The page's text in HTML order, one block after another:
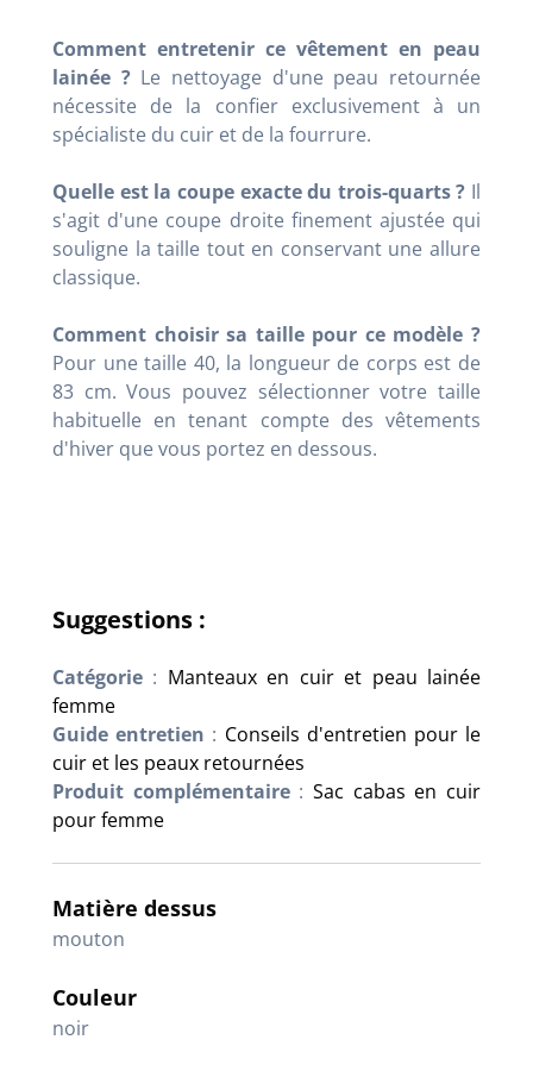
Comment entretenir ce vêtement en peau
lainée ?Le nettoyage d'une peau retournée
nécessite de la confier exclusivement à un
spécialiste du cuir et de la fourrure.
Quelle est la coupe exacte du trois-quarts ? Il
s'agit d'une coupe droite finement ajustée qui
souligne la taille tout en conservant une allure
classique.
Comment choisir sa taille pour ce modèle ?
Pour une taille 40, la longueur de corps est de
83 cm. Vous pouvez sélectionner votre taille
habituelle en tenant compte des vêtements
d'hiver que vous portez en dessous.
Suggestions :
Catégorie : Manteaux en cuir et peau lainée
femme
Guide entretien : Conseils d'entretien pour le
cuir et les peaux retournées
Produit complémentaire:Sac cabas en cuir
pour femme
Matière dessus
mouton
Couleur
noir